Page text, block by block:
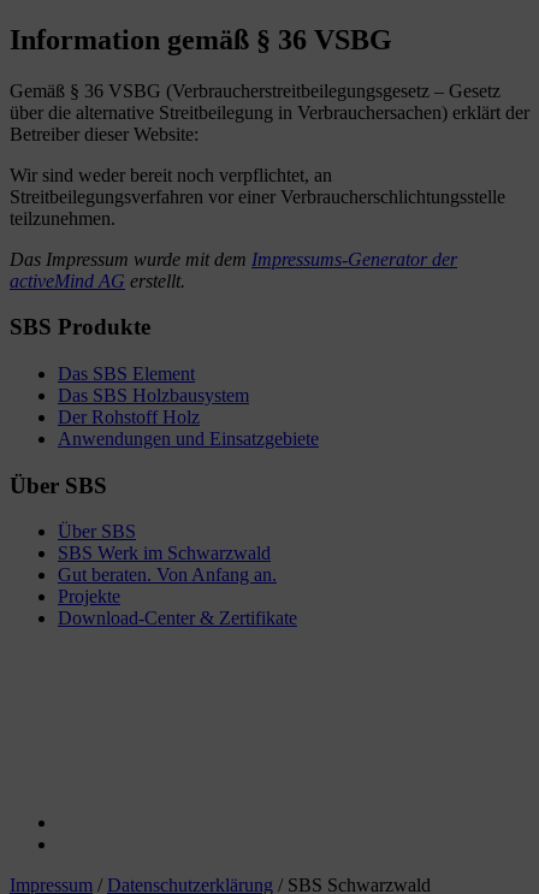
Information gemäß § 36 VSBG
Gemäß § 36 VSBG (Verbraucherstreitbeilegungsgesetz – Gesetz
über die alternative Streitbeilegung in Verbrauchersachen) erklärt der
Betreiber dieser Website:
Wir sind weder bereit noch verpflichtet, an
Streitbeilegungsverfahren vor einer Verbraucherschlichtungsstelle
teilzunehmen.
Das Impressum wurde mit dem Impressums-Generator der
activeMind AG erstellt.
SBS Produkte
Das SBS Element
Das SBS Holzbausystem
Der Rohstoff Holz
Anwendungen und Einsatzgebiete
Über SBS
Über SBS
SBS Werk im Schwarzwald
Gut beraten. Von Anfang an.
Projekte
Download-Center & Zertifikate
Impressum / Datenschutzerklärung / SBS Schwarzwald